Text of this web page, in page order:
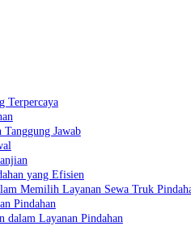
Terpercaya
Jawab
yang Efisien
Memilih Layanan Sewa Truk
Pindahan
dalam Layanan Pindahan